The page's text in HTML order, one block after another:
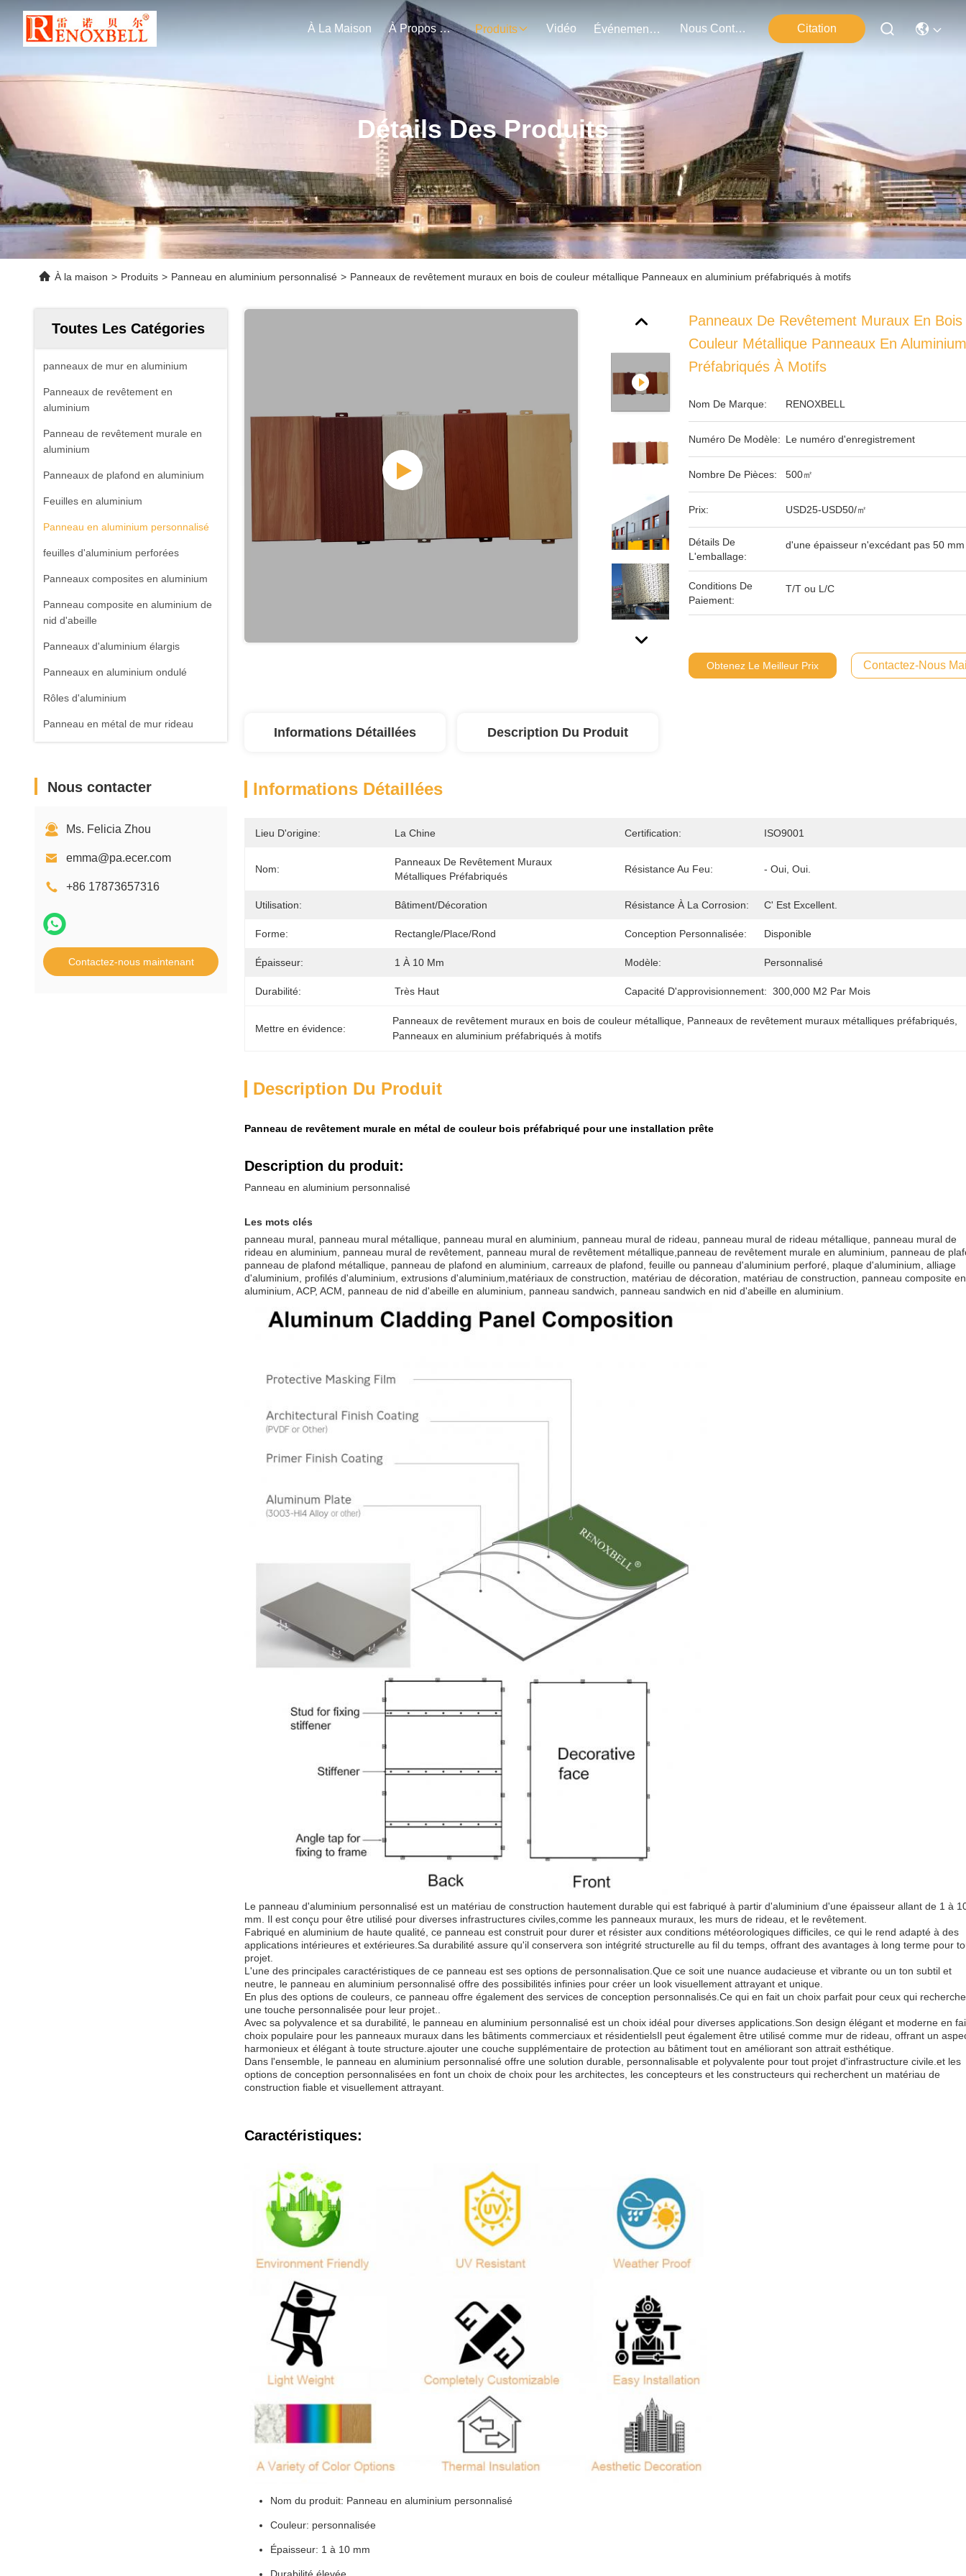
À La Maison À Propos De Nous Produits Vidéo Événements Nous Contacter Citation
Détails Des Produits
À la maison > Produits > Panneau en aluminium personnalisé > Panneaux de revêtement muraux en bois de couleur métallique Panneaux en aluminium préfabriqués à motifs
Toutes Les Catégories
panneaux de mur en aluminium
Panneaux de revêtement en
aluminium
Panneau de revêtement murale en
aluminium
Panneaux de plafond en aluminium
Feuilles en aluminium
Panneau en aluminium personnalisé
feuilles d'aluminium perforées
Panneaux composites en aluminium
Panneau composite en aluminium de
nid d'abeille
Panneaux d'aluminium élargis
Panneaux en aluminium ondulé
Rôles d'aluminium
Panneau en métal de mur rideau
Nous contacter
Ms. Felicia Zhou
emma@pa.ecer.com
+86 17873657316
Contactez-nous maintenant
Panneaux De Revêtement Muraux En Bois
Couleur Métallique Panneaux En Aluminium
Préfabriqués À Motifs
Nom De Marque: RENOXBELL
Numéro De Modèle: Le numéro d'enregistrement
Nombre De Pièces: 500㎡
Prix: USD25-USD50/㎡
Détails De
L'emballage:
d'une épaisseur n'excédant pas 50 mm
Conditions De
Paiement:
T/T ou L/C
Obtenez Le Meilleur Prix Contactez-Nous
Informations Détaillées Description Du Produit
Informations Détaillées
Lieu D'origine: La Chine Certification: ISO9001
Nom:
Panneaux De Revêtement Muraux
Métalliques Préfabriqués
Résistance Au Feu: - Oui, Oui.
Utilisation: Bâtiment/décoration Résistance À La Corrosion: C' Est Excellent.
Forme: Rectangle/place/rond Conception Personnalisée: Disponible
Épaisseur: 1 À 10 Mm Modèle: Personnalisé
Durabilité: Très Haut Capacité D'approvisionnement: 300,000 M2 Par Mois
Mettre en évidence:
Panneaux de revêtement muraux en bois de couleur métallique Panneaux de revêtement muraux métalliques préfabriqués
Panneaux en aluminium préfabriqués à motifs
Description Du Produit
Panneau de revêtement murale en métal de couleur bois préfabriqué pour une installation prête
Description du produit:
Panneau en aluminium personnalisé
Les mots clés
panneau mural, panneau mural métallique, panneau mural en aluminium, panneau mural de rideau, panneau mural de rideau métallique, panneau mural de
rideau en aluminium, panneau mural de revêtement, panneau mural de revêtement métallique,panneau de revêtement murale en aluminium, panneau de
panneau de plafond métallique, panneau de plafond en aluminium, carreaux de plafond, feuille ou panneau d'aluminium perforé, plaque d'aluminium, alliage
d'aluminium, profilés d'aluminium, extrusions d'aluminium,matériaux de construction, matériau de décoration, matériau de construction, panneau composite en
aluminium, ACP, ACM, panneau de nid d'abeille en aluminium, panneau sandwich, panneau sandwich en nid d'abeille en aluminium.
Le panneau d'aluminium personnalisé est un matériau de construction hautement durable qui est fabriqué à partir d'aluminium d'une épaisseur allant de 1 à
mm. Il est conçu pour être utilisé pour diverses infrastructures civiles,comme les panneaux muraux, les murs de rideau, et le revêtement.
Fabriqué en aluminium de haute qualité, ce panneau est construit pour durer et résister aux conditions météorologiques difficiles, ce qui le rend adapté à des
applications intérieures et extérieures.Sa durabilité assure qu'il conservera son intégrité structurelle au fil du temps, offrant des avantages à long terme pour
projet.
L'une des principales caractéristiques de ce panneau est ses options de personnalisation.Que ce soit une nuance audacieuse et vibrante ou un ton subtil et
neutre, le panneau en aluminium personnalisé offre des possibilités infinies pour créer un look visuellement attrayant et unique.
En plus des options de couleurs, ce panneau offre également des services de conception personnalisés.Ce qui en fait un choix parfait pour ceux qui
une touche personnalisée pour leur projet..
Avec sa polyvalence et sa durabilité, le panneau en aluminium personnalisé est un choix idéal pour diverses applications.Son design élégant et moderne en
choix populaire pour les panneaux muraux dans les bâtiments commerciaux et résidentielsIl peut également être utilisé comme mur de rideau, offrant un
harmonieux et élégant à toute structure.ajouter une couche supplémentaire de protection au bâtiment tout en améliorant son attrait esthétique.
Dans l'ensemble, le panneau en aluminium personnalisé offre une solution durable, personnalisable et polyvalente pour tout projet d'infrastructure civile.et les
options de conception personnalisées en font un choix de choix pour les architectes, les concepteurs et les constructeurs qui recherchent un matériau de
construction fiable et visuellement attrayant.
Caractéristiques:
Nom du produit: Panneau en aluminium personnalisé
Couleur: personnalisée
Épaisseur: 1 à 10 mm